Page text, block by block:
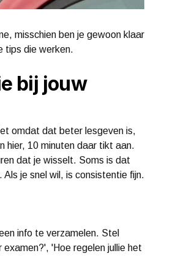
misschien ben je gewoon klaar
tips die werken.
bij jouw
omdat dat beter lesgeven is,
hier, 10 minuten daar tikt aan.
dat je wisselt. Soms is dat
je snel wil, is consistentie fijn.
info te verzamelen. Stel
'Hoe regelen jullie het